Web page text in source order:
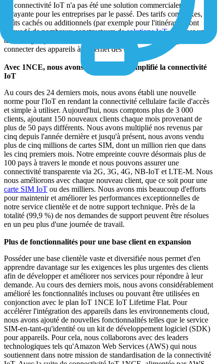
La connectivité IoT n'a pas été une solution commercialement
attrayante pour les entreprises par le passé. Des tarifs complexes, des
coûts cachés ou additionnels (par exemple pour l'itinérance) ont
dissuadé de nombreux constructeurs desolutions IoTd'utiliser une
technologie qui devrait être le premier choix lorsqu'il s'agit de
connecter des appareils à l'Internet des objets.
Avec 1NCE, nous avons radicalement simplifié la connectivité
IoT
Au cours des 24 derniers mois, nous avons établi une nouvelle
norme pour l'IoT en rendant la connectivité cellulaire facile d'accès
et simple à utiliser. Aujourd'hui, nous comptons plus de 3 000
clients, ajoutant 150 nouveaux clients chaque mois provenant de
plus de 50 pays différents. Nous avons multiplié nos revenus par
cinq depuis l'année dernière et jusqu'à présent, nous avons vendu
plus de cinq millions de cartes SIM, dont un million rien que dans
les cinq premiers mois. Notre empreinte couvre désormais plus de
100 pays à travers le monde et nous pouvons assurer une
connectivité transparente via 2G, 3G, 4G, NB-IoT et LTE-M. Nous
nous améliorons avec chaque nouveau client, que ce soit pour une
carte SIM IoT ou des milliers. Nous avons mis beaucoup d'efforts
pour maintenir et améliorer les performances exceptionnelles de
notre service clientèle et de notre support technique. Près de la
totalité (99,9 %) de nos demandes de support peuvent être résolues
en un peu plus d'une journée de travail.
Plus de fonctionnalités pour une base client en expansion
Posséder une base clientèle vaste et diversifiée nous permet d'en
apprendre davantage sur les exigences les plus urgentes des clients
afin de développer et améliorer nos services pour répondre à leur
demande. Au cours des derniers mois, nous avons considérablement
amélioré les fonctionnalités incluses ou pouvant être utilisées en
conjonction avec le plan IoT 1NCE IoT Lifetime Flat. Pour
accélérer l'intégration des appareils dans les environnements cloud,
nous avons ajouté de nouvelles fonctionnalités telles que le service
SIM-en-tant-qu'identité ou un kit de développement logiciel (SDK)
pour appareils. Pour cela, nous collaborons avec des leaders
technologiques tels qu'Amazon Web Services (AWS) qui nous
soutiennent dans notre mission de standardisation de la connectivité